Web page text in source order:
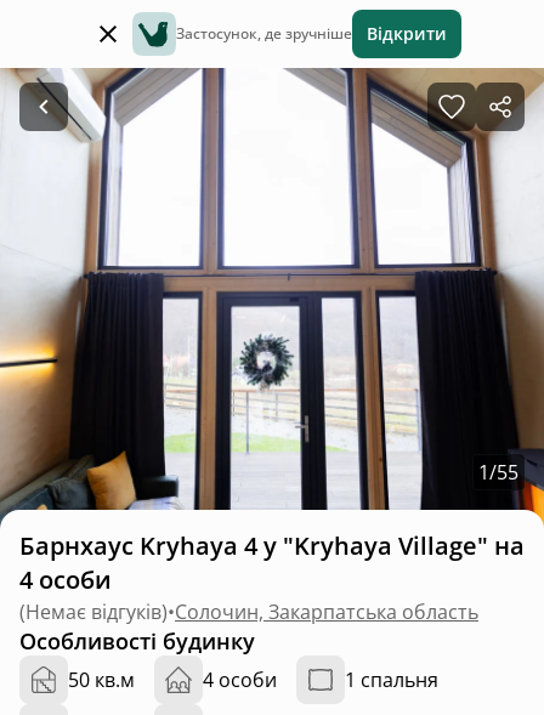
Застосунок, де зручніше Відкрити
1/55
Барнхаус Kryhaya 4 у "Kryhaya Village" на
4 особи
(Немає відгуків)•Солочин, Закарпатська область
Особливості будинку
50 кв.м 4 особи
1 спальня